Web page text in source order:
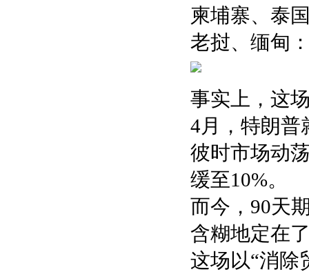
柬埔寨、泰
老挝、缅甸
事实上，这
4月，特朗普
彼时市场动
缓至10%。
而今，90天
含糊地定在
这场以“消除